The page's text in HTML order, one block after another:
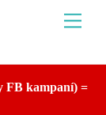
FB kampaní) =